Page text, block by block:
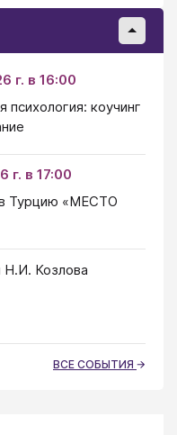
г. в 16:00
психология: коучинг
г. в 17:00
Турцию «МЕСТО
Н.И. Козлова
ВСЕ СОБЫТИЯ